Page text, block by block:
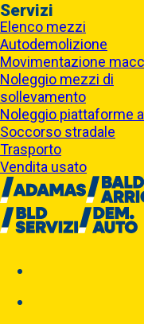
Servizi
Elenco mezzi
Autodemolizione
Movimentazione
Noleggio mezzi di
sollevamento
Noleggio piattaforme
Soccorso stradale
Trasporto
Vendita usato